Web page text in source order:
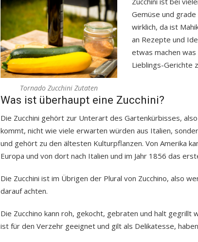
Tornado Zucchini Zutaten
Gemüse und
wirklich, da ist
an Rezepte und
etwas machen
Lieblings-Gerichte
Was ist überhaupt eine Zucchini?
Die Zucchini gehört zur Unterart des Gartenkürbisses,
kommt, nicht wie viele erwarten würden aus Italien,
und gehört zu den ältesten Kulturpflanzen. Von Amerika
Europa und von dort nach Italien und im Jahr 1856 das
Die Zucchini ist im Übrigen der Plural von Zucchino, also
darauf achten.
Die Zucchino kann roh, gekocht, gebraten und halt gegrillt
ist für den Verzehr geeignet und gilt als Delikatesse,